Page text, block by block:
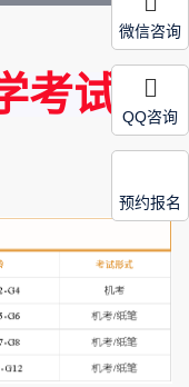
考试
微信咨询
QQ咨询
预约报名